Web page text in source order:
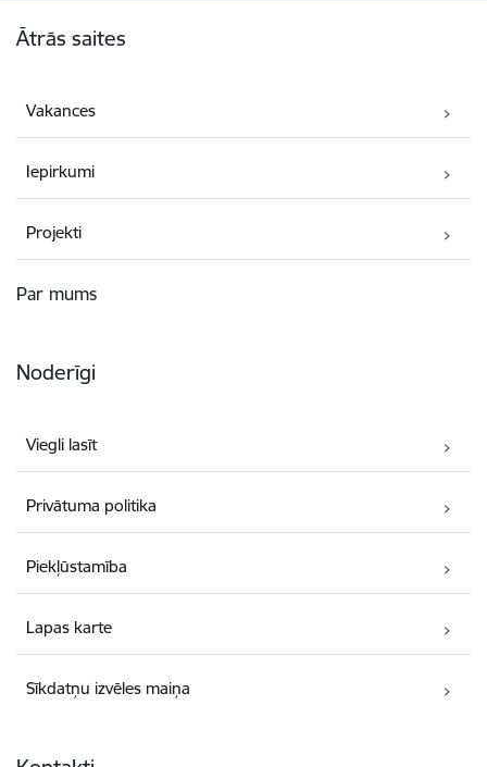
Ātrās saites
Vakances
Iepirkumi
Projekti
Par mums
Noderīgi
Viegli lasīt
Privātuma politika
Piekļūstamība
Lapas karte
Sīkdatņu izvēles maiņa